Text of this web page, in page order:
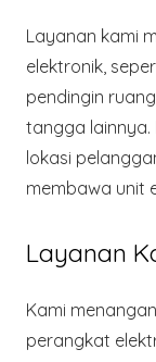
Layanan kami
elektronik ,
pendingin
tangga lainnya.
lokasi
membawa unit
Layanan
Kami
perangkat